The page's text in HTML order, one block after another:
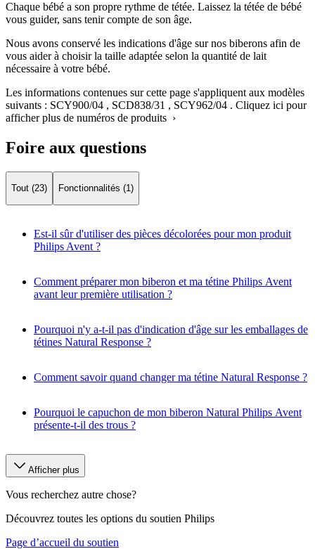
Chaque bébé a son propre rythme de tétée. Laissez la tétée de bébé
vous guider, sans tenir compte de son âge.
Nous avons conservé les indications d'âge sur nos biberons afin de
vous aider à choisir la taille adaptée selon la quantité de lait
nécessaire à votre bébé.
Les informations contenues sur cette page s'appliquent aux modèles
suivants : SCY900/04 , SCD838/31 , SCY962/04 . Cliquez ici pour
afficher plus de numéros de produits ›
Foire aux questions
Tout (23) Fonctionnalités (1)
Est-il sûr d'utiliser des pièces décolorées pour mon produit
Philips Avent ?
Comment préparer mon biberon et ma tétine Philips Avent
avant leur première utilisation ?
Pourquoi n'y a-t-il pas d'indication d'âge sur les emballages de
tétines Natural Response ?
Comment savoir quand changer ma tétine Natural Response ?
Pourquoi le capuchon de mon biberon Natural Philips Avent
présente-t-il des trous ?
Afficher plus
Vous recherchez autre chose?
Découvrez toutes les options du soutien Philips
Page d’accueil du soutien